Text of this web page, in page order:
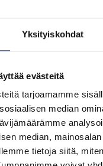
Yksityiskohdat
evästeitä
tarjoamamme
median
median,
tietoja siitä,
ja Pyrinnön
jo varmistanut
sijan. Hongalle
pelissä, eli
puolestaan käy
piikkipaikasta.